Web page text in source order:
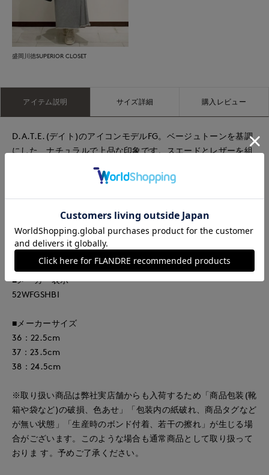
盛岡川徳SUPERIOR CLOSET
アイテム説明 サイズ詳細 購入レビュー
D.A.T.E.(デイト)のアイコンモデルFG。ベージュトーンを基調
にした、ナチュラルで上品な印象です。スエードとレザーを組
ル部分にメタリックアクセントをプラスし、さりげない華やか
プルながら存在感のあるデザインで、カジュアルからきれいめ
スタイルまで幅広く対応。シーズンレスで活躍する、洗練され
た一足です。
■メーカー表示
52WFGSHBI
■メーカーサイズ
36：22.5cm
37：23.5cm
38：24.5cm
※取り扱い商品は弊社実店舗からも入荷するため「商品包装(靴
箱や袋など)の破損、色あせ」「包装内の紙破れ、商品タグなど
が無い状態」「生産時のボンド付着、若干の擦れ」が生じる場
合がございます。このような場合も通常商品として取り扱って
おりま す。予めご了承ください。